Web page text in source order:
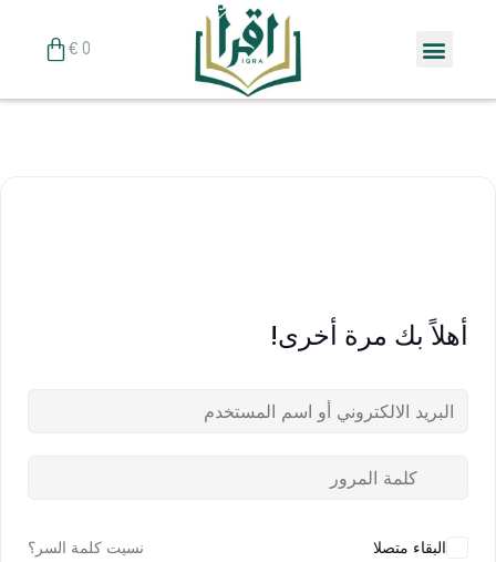
المحتوى
€ 0
Cart
أهلاً بك مرة أخرى!
البقاء متصلا نسيت كلمة السر؟